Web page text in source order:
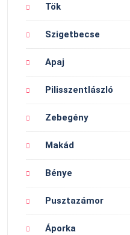
Tök
Szigetbecse
Apaj
Pilisszentlászló
Zebegény
Makád
Bénye
Pusztazámor
Áporka